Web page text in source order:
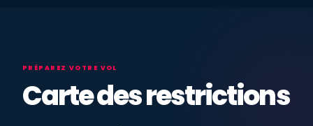
PRÉPAREZ VOTRE VOL
Carte des restrictions